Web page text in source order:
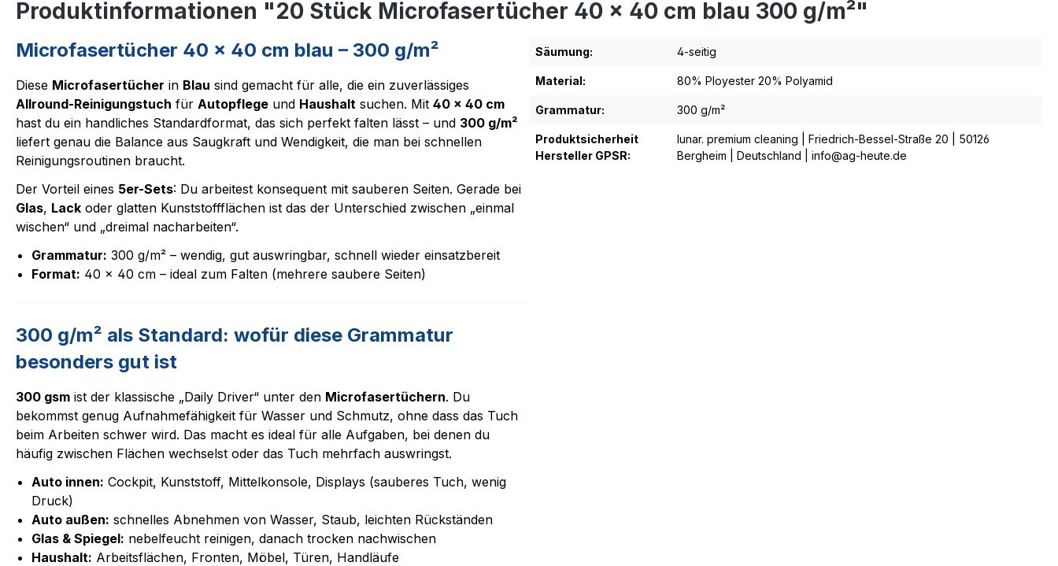
Produktinformationen "20 Stück Microfasertücher 40 x 40 cm blau 300 g/m²"
Microfasertücher 40 x 40 cm blau – 300 g/m²
Diese Microfasertücher in Blau sind gemacht für alle, die ein zuverlässiges
Allround-Reinigungstuch für Autopflege und Haushalt suchen. Mit 40 x 40 cm
hast du ein handliches Standardformat, das sich perfekt falten lässt – und 300 g/m²
liefert genau die Balance aus Saugkraft und Wendigkeit, die man bei schnellen
Reinigungsroutinen braucht.
Der Vorteil eines 5er-Sets: Du arbeitest konsequent mit sauberen Seiten. Gerade bei
Glas, Lack oder glatten Kunststoffflächen ist das der Unterschied zwischen „einmal
wischen“ und „dreimal nacharbeiten“.
Grammatur: 300 g/m² – wendig, gut auswringbar, schnell wieder einsatzbereit
Format: 40 x 40 cm – ideal zum Falten (mehrere saubere Seiten)
300 g/m² als Standard: wofür diese Grammatur
besonders gut ist
300 gsm ist der klassische „Daily Driver“ unter den Microfasertüchern. Du
bekommst genug Aufnahmefähigkeit für Wasser und Schmutz, ohne dass das Tuch
beim Arbeiten schwer wird. Das macht es ideal für alle Aufgaben, bei denen du
häufig zwischen Flächen wechselst oder das Tuch mehrfach auswringst.
Auto innen: Cockpit, Kunststoff, Mittelkonsole, Displays (sauberes Tuch, wenig
Druck)
Auto außen: schnelles Abnehmen von Wasser, Staub, leichten Rückständen
Glas & Spiegel: nebelfeucht reinigen, danach trocken nachwischen
Haushalt: Arbeitsflächen, Fronten, Möbel, Türen, Handläufe
Säumung: 4-seitig
Material: 80% Ployester 20% Polyamid
Grammatur: 300 g/m²
Produktsicherheit
Hersteller GPSR:
lunar. premium cleaning | Friedrich-Bessel-Straße 20 | 50126
Bergheim | Deutschland | info@ag-heute.de